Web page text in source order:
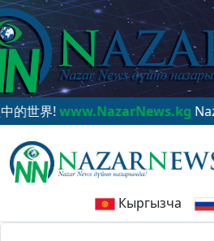
界!www.NazarNews.kg
Кыргызча